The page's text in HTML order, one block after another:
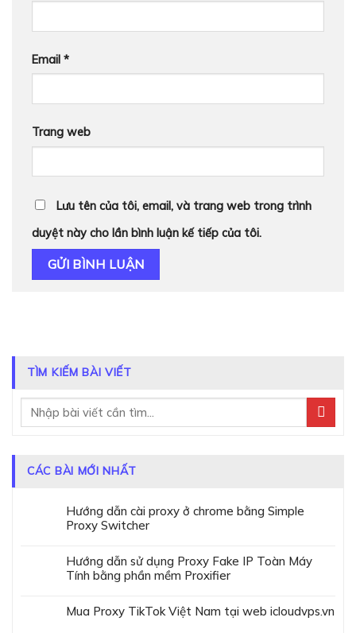
Email *
Trang web
Lưu tên của tôi, email, và trang web trong trình
duyệt này cho lần bình luận kế tiếp của tôi.
TÌM KIẾM BÀI VIẾT
CÁC BÀI MỚI NHẤT
Hướng dẫn cài proxy ở chrome bằng Simple
Proxy Switcher
Hướng dẫn sử dụng Proxy Fake IP Toàn Máy
Tính bằng phần mềm Proxifier
Mua Proxy TikTok Việt Nam tại web icloudvps.vn